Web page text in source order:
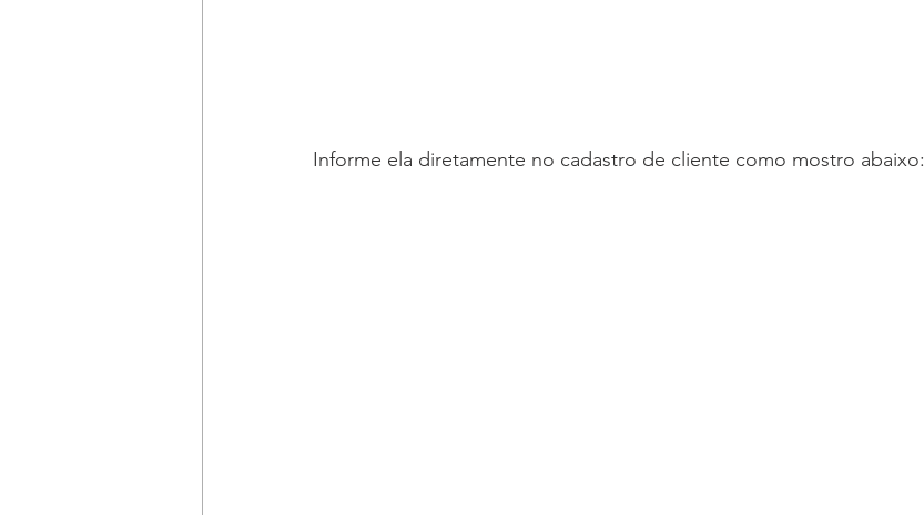
Informe ela diretamente no cadastro de cliente como mostro abaixo: